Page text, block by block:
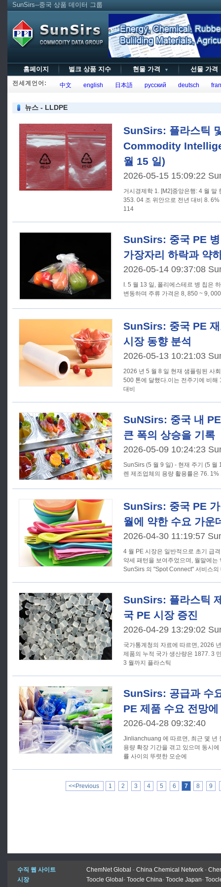
SunSirs--중국 상품 데이터 그룹
홈페이지 벌크 상품 지수 현물 가격 ▼ 선물 가
전세계언어: 中文 english 日本語 русский deutsch
뉴스 - LLDPE
SunSirs: 플라스틱
Commodity
월 15 일)
2026-05-15 15:09:22
거시경제학 1. [M2]중앙은행: 4 월 말 현재, 광범위한 화폐 (M 2) 잔액은
353. 04 조 위안으로 전년 대비 8.
114
SunSirs: 중국 PE
가장자리 하락과 약
2026-05-14 09:37:08
I. 5 월 13 일, 폴리에스테르 병 칩은
변동하며 주류 가격은 8, 850 ~ 9,
SunSirs: 중국 PE
시장 동향 분석
2026-05-13 10:21:03
2026 년 5 월 8 일 현재 샘플링된 사
500 톤에 달했다.이는 전주기에 비해
대비
SuNSirs: 중국 내
큰 폭의 상승을 기록
2026-05-09 10:24:23
SunSirs (5 월 9 일) - 현재 주기 (5 월
렌 제조업체의 용량 활용률은 76. 1%
SunSirs: 중국 PE
월에 약한 수요 가운
2026-04-30 11:19:57
4 월 PE 시장은 일반적으로 초기 급
약세 패턴을 보여주었으며, 월말에
SunSirs 의 "Spot Connect" 서비스의
SunSirs: 플라스틱
국 PE 시장 증진
2026-04-29 13:29:02
국가통계청의 자료에 따르면, 2026
제품의 누적 국가 생산량은 1877. 3 만 톤에 달했
3 월까지 플라스틱
SunSirs: 공급과 수
PE 제품 수요 전망
2026-04-28 09:32:40
Jinlianchuang 에 따르면, 최근 몇 년
용량 확장 기간을 겪고 있으며 동시
률 사이의 뚜렷한 모순에
<<Previous 1 2 3 4 5 6 7 8 9
수직 웹 사이트 ChemNet Global - China Chemical Network -
시장
Toocle Global - Toocle China- Toocle Japan-